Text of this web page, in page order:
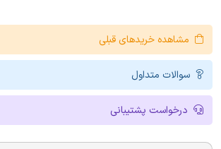
مشاهده خریدهای قبلی
سوالات متداول
درخواست پشتیبانی